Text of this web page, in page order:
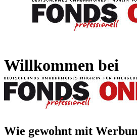
Willkommen bei
Wie gewohnt mit